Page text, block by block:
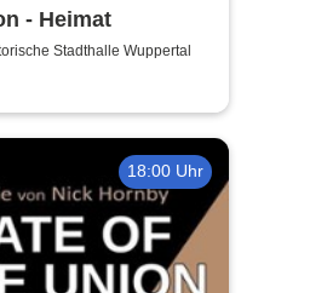
- Heimat
Stadthalle Wuppertal
18:00 Uhr